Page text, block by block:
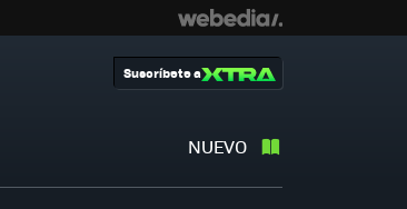
NUEVO
Suscríbete a